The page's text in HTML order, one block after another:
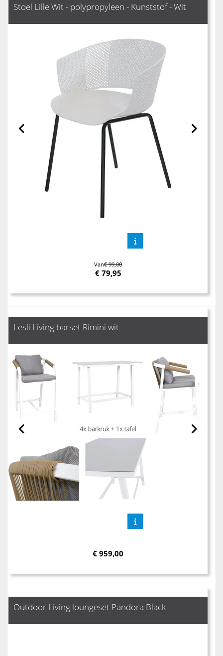
Stoel Lille Wit - polypropyleen - Kunststof - Wit
Van€ 99,00
€ 79,95
Lesli Living barset Rimini wit
€ 959,00
Outdoor Living loungeset Pandora Black